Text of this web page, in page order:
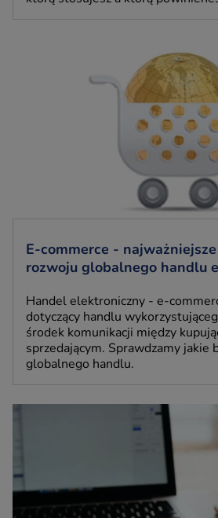
E-commerce -
rozwoju globalnego handlu
Handel elektroniczny - e-
dotyczący handlu
środek komunikacji między
sprzedającym. Sprawdzamy jakie
globalnego handlu.